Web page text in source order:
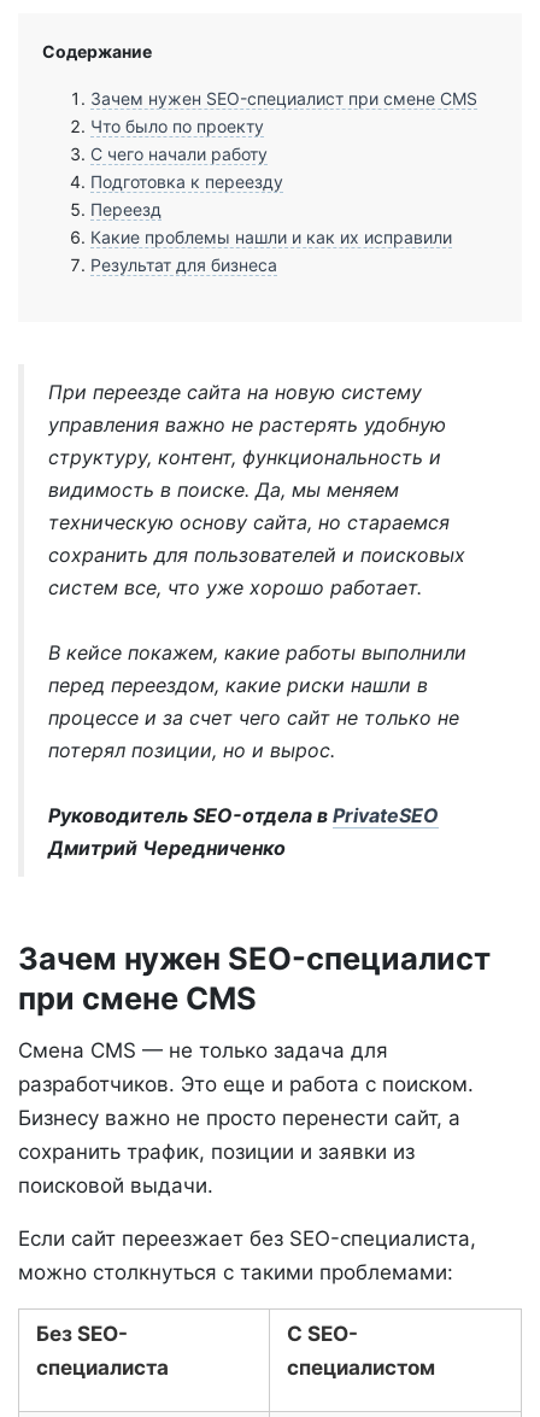
Содержание
Зачем нужен SEO-специалист при смене CMS
Что было по проекту
С чего начали работу
Подготовка к переезду
Переезд
Какие проблемы нашли и как их исправили
Результат для бизнеса
При переезде сайта на новую систему
управления важно не растерять удобную
структуру, контент, функциональность и
видимость в поиске. Да, мы меняем
техническую основу сайта, но стараемся
сохранить для пользователей и поисковых
систем все, что уже хорошо работает.
В кейсе покажем, какие работы выполнили
перед переездом, какие риски нашли в
процессе и за счет чего сайт не только не
потерял позиции, но и вырос.
Руководитель SEO-отдела в PrivateSEO
Дмитрий Чередниченко
Зачем нужен SEO-специалист
при смене CMS
Смена CMS — не только задача для
разработчиков. Это еще и работа с поиском.
Бизнесу важно не просто перенести сайт, а
сохранить трафик, позиции и заявки из
поисковой выдачи.
Если сайт переезжает без SEO-специалиста,
можно столкнуться с такими проблемами:
Без SEO-
специалиста
С SEO-
специалистом